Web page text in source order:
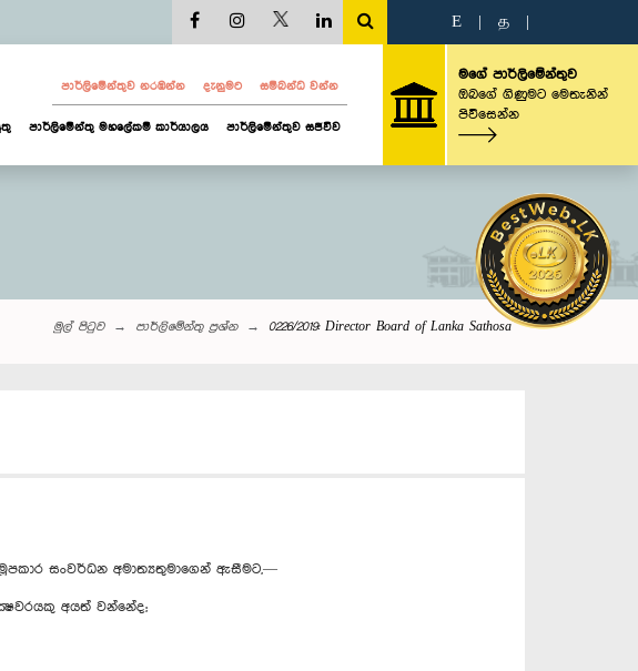
E த
පාර්ලි‌මේන්තුව නරඹන්න දැනුමට සම්බන්ධ වන්න
පාර්ලිමේන්තු මහලේකම් කාර්යාලය පාර්ලිමේන්තුව සජීවීව
මගේ පාර්ලිමේන්තුව
ඔබගේ ගිණුමට මෙතැනින්
පිවිසෙන්න
මුල් පිටුව පාර්ලි‌මේන්තු‌ ප්‍රශ්න 0226/2019: Director Board of Lanka Sathosa
සංවර්ධන අමාත්‍යතුමාගෙන් ඇසීමට,—
අයත් වන්නේද;